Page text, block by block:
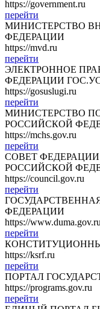
https://government.ru
перейти
МИНИСТЕРСТВО
ФЕДЕРАЦИИ
https://mvd.ru
перейти
ЭЛЕКТРОННОЕ
ФЕДЕРАЦИИ
https://gosuslugi.ru
перейти
МИНИСТЕРСТВО
РОССИЙСКОЙ
https://mchs.gov.ru
перейти
СОВЕТ
РОССИЙСКОЙ
https://council.gov.ru
перейти
ФЕДЕРАЦИИ
https://www.duma.gov.ru
перейти
https://ksrf.ru
перейти
ПОРТАЛ
https://programs.gov.ru
перейти